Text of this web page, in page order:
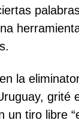
la
grité
un tiro libre